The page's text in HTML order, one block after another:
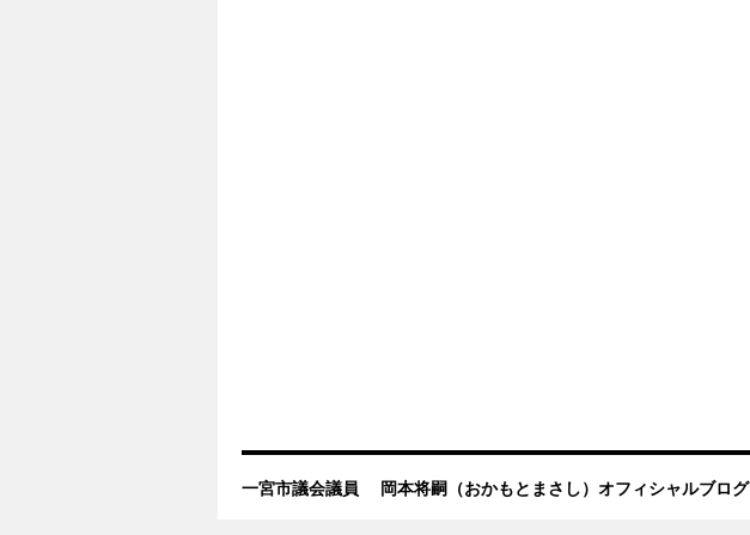
一宮市議会議員 岡本将嗣（おかもとまさし）オフィシャルブログ